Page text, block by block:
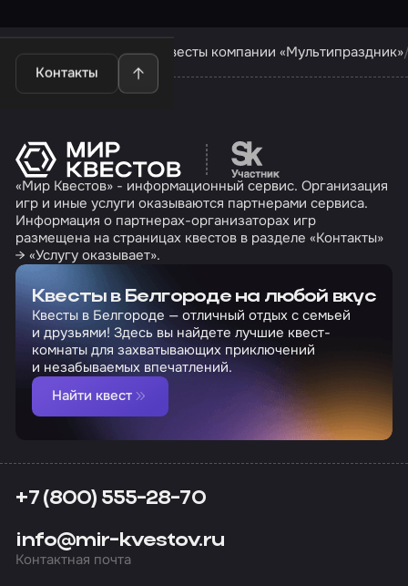
Контакты
Квесты в Белгороде Квесты компании «Мультипраздник»
Перейти на сайт
«Мир Квестов» - информационный сервис. Организация
игр и иные услуги оказываются партнерами сервиса.
Информация о партнерах-организаторах игр
размещена на страницах квестов в разделе «Контакты»
→ «Услугу оказывает».
Квесты в Белгороде на любой вкус
Квесты в Белгороде — отличный отдых с семьей
и друзьями! Здесь вы найдете лучшие квест-
комнаты для захватывающих приключений
и незабываемых впечатлений.
Найти квест
+7 (800) 555-28-70
info@mir-kvestov.ru
Контактная почта